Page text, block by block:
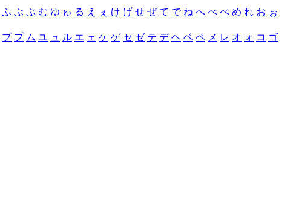
ふ ぶ ぷ む ゆ ゅ る え ぇ け げ せ ぜ て で ね へ べ ぺ め れ お ぉ
ブ プ ム ユ ュ ル エ ェ ケ ゲ セ ゼ テ デ ヘ ベ ペ メ レ オ ォ コ ゴ